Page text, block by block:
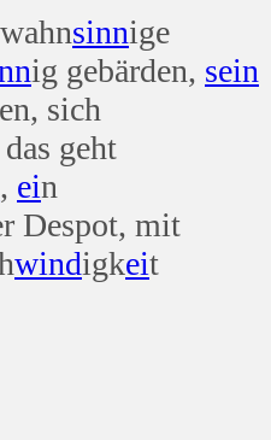
sinnige
ig gebärden, sein
en, sich
geht
, ein
Despot, mit
windigkeit